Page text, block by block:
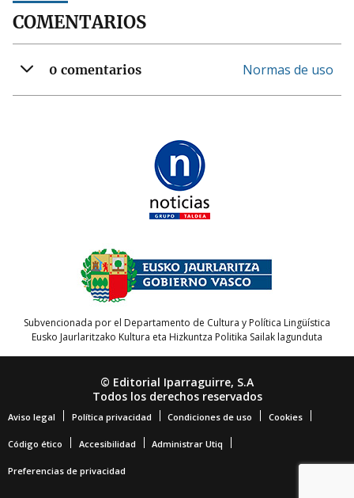
COMENTARIOS
0 comentarios Normas de uso
Subvencionada por el Departamento de Cultura y Política Lingüística
Eusko Jaurlaritzako Kultura eta Hizkuntza Politika Sailak lagunduta
© Editorial Iparraguirre, S.A
Todos los derechos reservados
Aviso legal Política privacidad Condiciones de uso Cookies
Código ético Accesibilidad Administrar Utiq
Preferencias de privacidad